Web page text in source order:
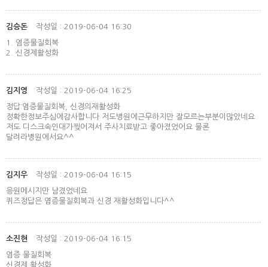
김승돈 작성일 : 2019-06-04 16:30
1. 염증물질회복
2. 신경제활성화
김지영 작성일 : 2019-06-04 16:25
정답:염증물질회복, 신경의재활성화
정확한정보주심에감사합니다 저도병원에근무하지만 잘모르는부분이많았네요
저도 디스크속인대가찢어져서 주사치료받고 좋아졌었어요 물론
달려라병원에서요^^
김지우 작성일 : 2019-06-04 16:15
응원메시지만 남겼었네요
퀴즈정답은 염증물질회복과 신경 재활성화입니다^^
소진현 작성일 : 2019-06-04 16:15
염증 물질회복
신경제 활성화